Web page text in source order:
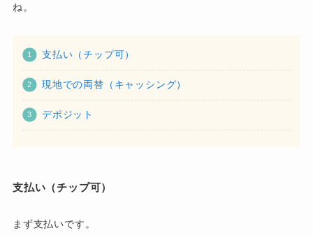
ね。
支払い（チップ可）
現地での両替（キャッシング）
デポジット
支払い（チップ可）
まず支払いです。